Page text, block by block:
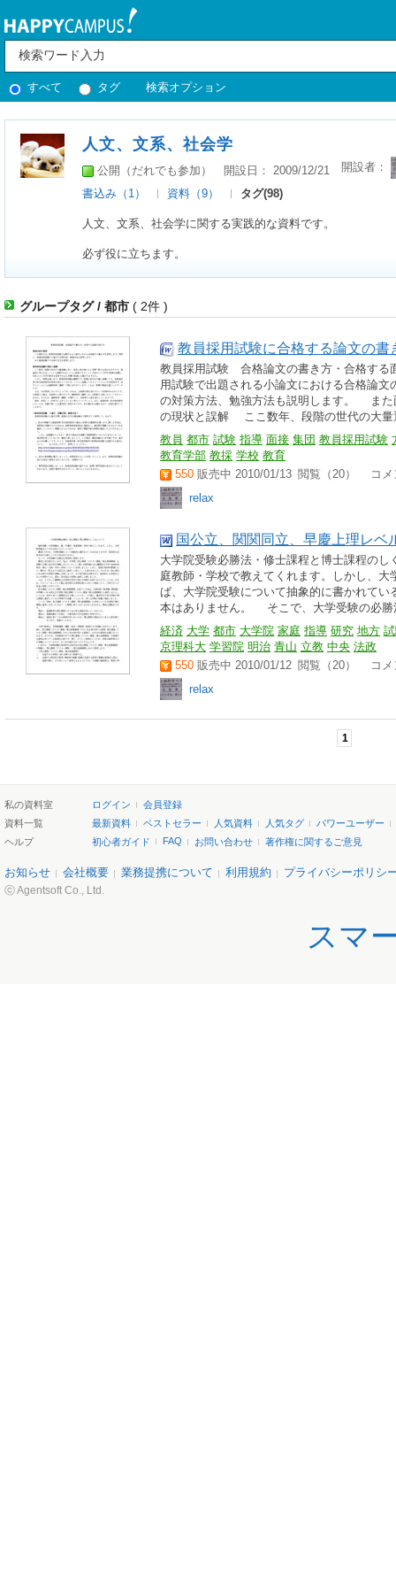
すべて タグ 検索オプション
人文、文系、社会学
公開（だれでも参加） 開設日： 2009/12/21 開設者：
書込み（1） 資料（9） タグ(98)
人文、文系、社会学に関する実践的な資料です。
必ず役に立ちます。
グループタグ / 都市 ( 2件 )
教員採用試験に合格する論文の
教員採用試験 合格論文の書き方・合格す
用試験で出題される小論文における合格論
の対策方法、勉強方法も説明します。 また
の現状と誤解 ここ数年、段階の世代の大量
教員 都市 試験 指導 面接 集団 教員採用試験
教育学部 教採 学校 教育
550 販売中 2010/01/13 閲覧（20） コメ
relax
国公立、関関同立、早慶上理レベ
大学院受験必勝法・修士課程と博士課程の
庭教師・学校で教えてくれます。しかし、
ば、大学院受験について抽象的に書かれて
本はありません。 そこで、大学受験の必勝
経済 大学 都市 大学院 家庭 指導 研究 地方
京理科大 学習院 明治 青山 立教 中央 法政
550 販売中 2010/01/12 閲覧（20） コメ
relax
1
私の資料室 ログイン
会員登録
資料一覧
最新資料 ベストセラー 人気資料 人気タグ
パワーユーザー
ヘルプ
初心者ガイド FAQ お問い合わせ 著作権に関するご意見
お知らせ 会社概要 業務提携について 利用規約 プライバシーポリシ
ⓒ Agentsoft Co., Ltd.
スマ